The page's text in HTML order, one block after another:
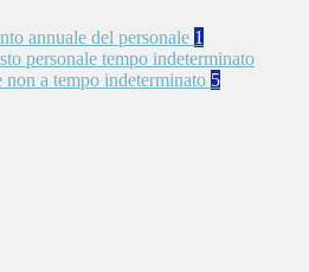
annuale del personale 1
personale tempo indeterminato
non a tempo indeterminato 5